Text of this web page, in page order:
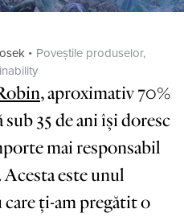
Categories
Poveștile produselor,
, aproximativ 70%
35 de ani își doresc
mai responsabil
Acesta este unul
ți-am pregătit o